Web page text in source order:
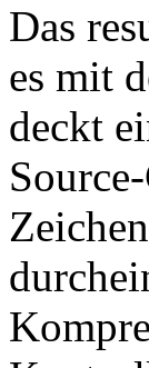
Das
es mit
deckt